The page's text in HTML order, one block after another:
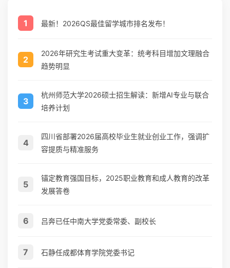
1 最新！2026QS最佳留学城市排名发布！
2
2026年研究生考试重大变革：统考科目增加文理融合
趋势明显
3
杭州师范大学2026硕士招生解读：新增AI专业与联合
培养计划
4
四川省部署2026届高校毕业生就业创业工作，强调扩
容提质与精准服务
5
锚定教育强国目标，2025职业教育和成人教育的改革
发展答卷
6 吕奔已任中南大学党委常委、副校长
7 石静任成都体育学院党委书记